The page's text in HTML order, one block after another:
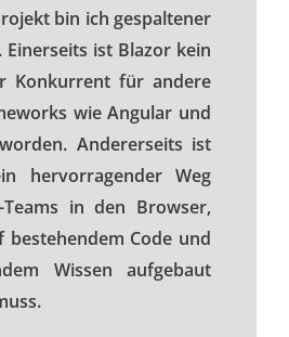
bin ich gespaltener
Einerseits ist Blazor kein
Konkurrent für andere
wie Angular und
Andererseits ist
hervorragender Weg
Teams in den Browser,
bestehendem Code und
Wissen aufgebaut